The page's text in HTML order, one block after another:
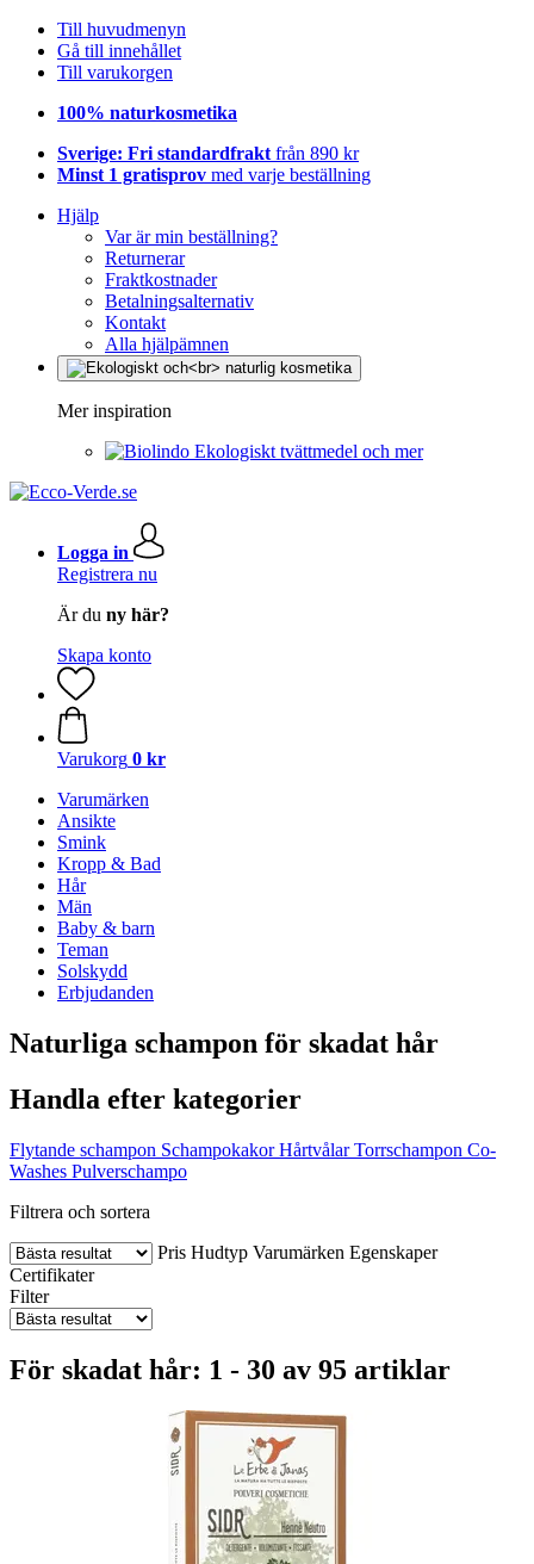
Till huvudmenyn
Gå till innehållet
Till varukorgen
100% naturkosmetika
Sverige: Fri standardfrakt från 890 kr
Minst 1 gratisprov med varje beställning
Hjälp
Var är min beställning?
Returnerar
Fraktkostnader
Betalningsalternativ
Kontakt
Alla hjälpämnen
Mer inspiration
Ekologiskt tvättmedel och mer
Logga in
Registrera nu
Är du ny här?
Skapa konto
Varukorg 0 kr
Varumärken
Ansikte
Smink
Kropp & Bad
Hår
Män
Baby & barn
Teman
Solskydd
Erbjudanden
Naturliga schampon för skadat hår
Handla efter kategorier
Flytande schampon Schampokakor Hårtvålar Torrschampon Co-
Washes Pulverschampo
Filtrera och sortera
Pris Hudtyp Varumärken Egenskaper
Certifikater
Filter
För skadat hår: 1 - 30 av 95 artiklar